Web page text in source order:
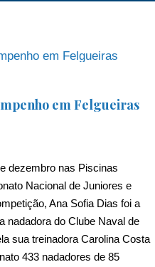
em Felgueiras
em Felgueiras
dezembro nas Piscinas
Nacional de Juniores e
Ana Sofia Dias foi a
nadadora do Clube Naval de
sua treinadora Carolina Costa
433 nadadores de 85